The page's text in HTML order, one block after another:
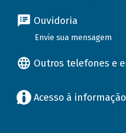
Ouvidoria
Envie sua mensagem
Outros telefones e
Acesso à informação